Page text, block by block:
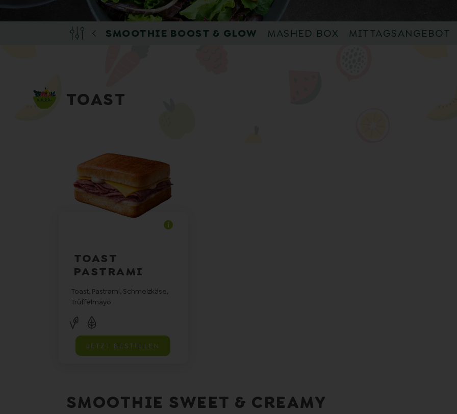
& PROTEIN SMOOTHIE BOOST & GLOW MASHED BOX MITTAGSANGEBOT
TOAST
TOAST
PASTRAMI
Toast, Pastrami, Schmelzkäse,
Trüffelmayo
JETZT BESTELLEN
SMOOTHIE SWEET & CREAMY